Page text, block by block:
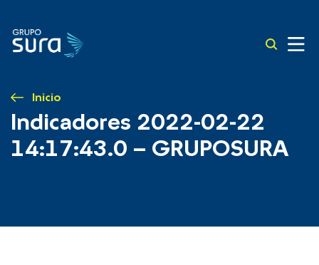
Inicio
Indicadores 2022-02-22
14:17:43.0 – GRUPOSURA